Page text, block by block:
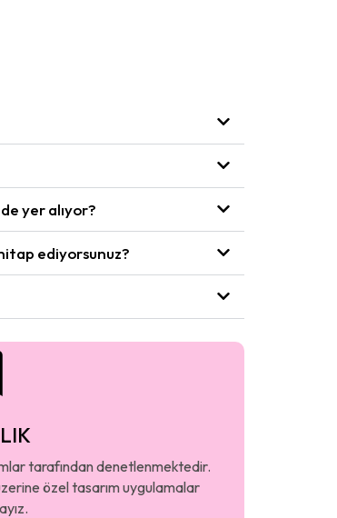
yer alıyor?
ediyorsunuz?
tarafından denetlenmektedir.
özel tasarım uygulamalar